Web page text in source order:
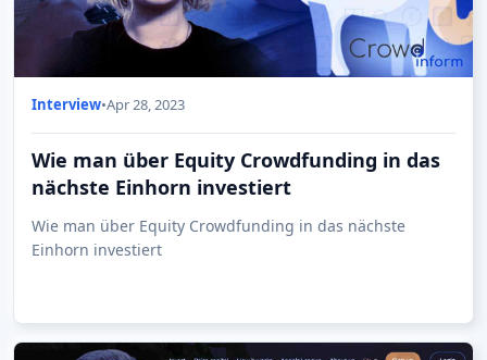
Interview•Apr 28, 2023
Wie man über Equity Crowdfunding in das
nächste Einhorn investiert
Wie man über Equity Crowdfunding in das nächste
Einhorn investiert